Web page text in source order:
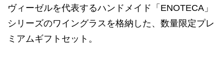
ヴィーゼルを代表するハンドメイド「ENOTECA」
シリーズのワイングラスを格納した、数量限定プレ
ミアムギフトセット。